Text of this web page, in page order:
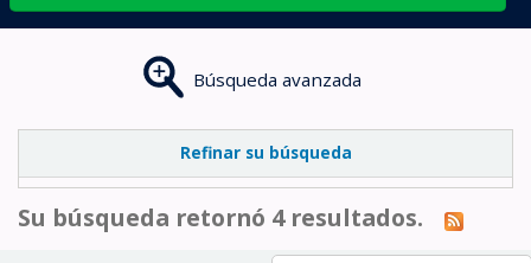
Búsqueda avanzada
Refinar su búsqueda
Su búsqueda retornó 4 resultados.